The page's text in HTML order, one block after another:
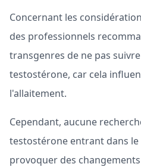
Concernant les
des professionnels
transgenres de ne pas
testostérone, car cela
l'allaitement.
Cependant, aucune
testostérone entrant dans
provoquer des